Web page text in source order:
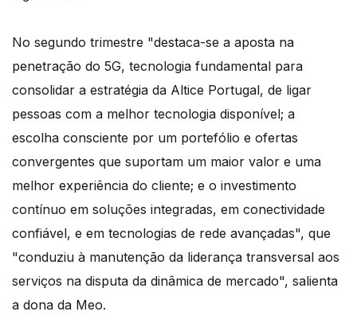
No segundo trimestre "destaca-se a aposta na
penetração do 5G, tecnologia fundamental para
consolidar a estratégia da Altice Portugal, de ligar
pessoas com a melhor tecnologia disponível; a
escolha consciente por um portefólio e ofertas
convergentes que suportam um maior valor e uma
melhor experiência do cliente; e o investimento
contínuo em soluções integradas, em conectividade
confiável, e em tecnologias de rede avançadas", que
"conduziu à manutenção da liderança transversal aos
serviços na disputa da dinâmica de mercado", salienta
a dona da Meo.